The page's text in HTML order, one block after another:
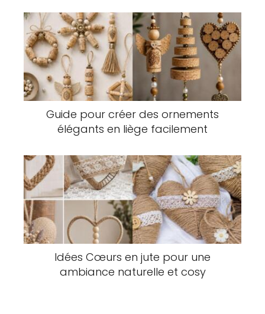
Guide pour créer des ornements
élégants en liège facilement
Idées Cœurs en jute pour une
ambiance naturelle et cosy